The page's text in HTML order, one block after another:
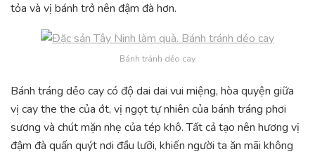
tỏa và vị bánh trở nên đậm đà hơn.
Bánh tránh dẻo cay
Bánh tráng dẻo cay có độ dai dai vui miệng, hòa quyện giữa
vị cay the the của ớt, vị ngọt tự nhiên của bánh tráng phơi
sương và chút mặn nhẹ của tép khô. Tất cả tạo nên hương vị
đậm đà quấn quýt nơi đầu lưỡi, khiến người ta ăn mãi không